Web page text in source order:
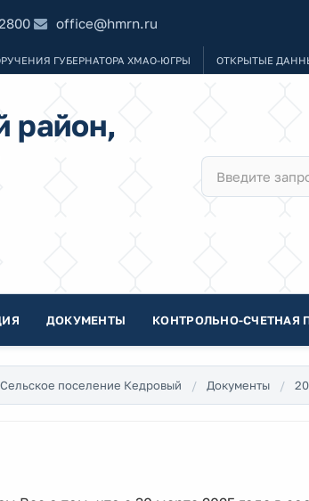
office@hmrn.ru
ГУБЕРНАТОРА ХМАО-ЮГРЫ ОТКРЫТЫЕ
район,
ДОКУМЕНТЫ КОНТРОЛЬНО-СЧЕТНАЯ
Сельское поселение Кедровый Документы